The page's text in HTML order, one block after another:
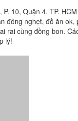
P. 10, Quận 4, TP. HCM
đông nghẹt, đồ ăn ok,
rai cùng đồng bon.
lý!